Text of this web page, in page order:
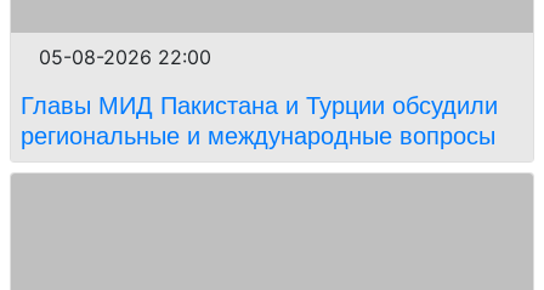
05-08-2026 22:00
Главы МИД Пакистана и Турции обсудили
региональные и международные вопросы